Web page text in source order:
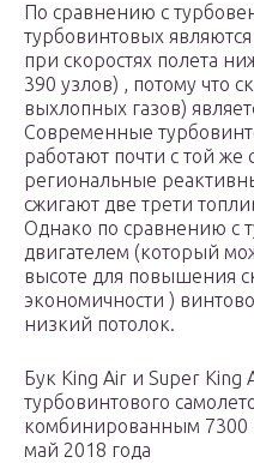
По сравнению с
турбовинтовых
при скоростях полета
390 узлов) , потому что
выхлопных газов)
Современные
работают почти с той
региональные
сжигают две трети
Однако по сравнению с
двигателем (который
высоте для повышения
экономичности )
низкий потолок.
Бук King Air и Super King
турбовинтового
комбинированным 7300
май 2018 года